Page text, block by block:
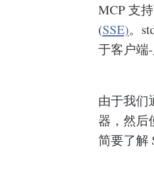
MCP 支
(SSE)。
于客户端
由于我们
器，然后
简要了解